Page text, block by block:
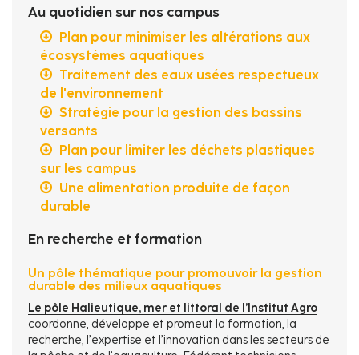
Au quotidien sur nos campus
Plan pour minimiser les altérations aux
écosystèmes aquatiques
Traitement des eaux usées respectueux
de l'environnement
Stratégie pour la gestion des bassins
versants
Plan pour limiter les déchets plastiques
sur les campus
Une alimentation produite de façon
durable
En recherche et formation
Un pôle thématique pour promouvoir la gestion
durable des milieux aquatiques
Le pôle Halieutique, mer et littoral de l’Institut Agro
coordonne, développe et promeut la formation, la
recherche, l’expertise et l’innovation dans les secteurs de